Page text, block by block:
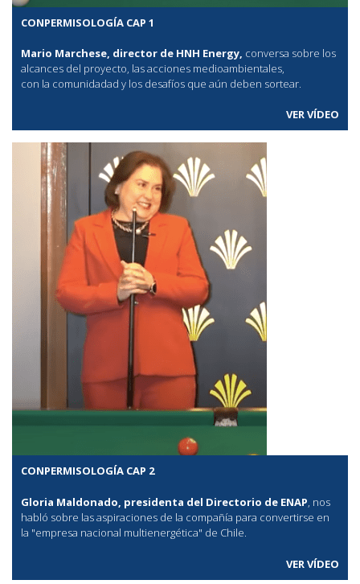
CONPERMISOLOGÍA CAP 1
Mario Marchese, director de HNH Energy, conversa sobre los
alcances del proyecto, las acciones medioambientales,
con la comunidadad y los desafíos que aún deben sortear.
VER VÍDEO
CONPERMISOLOGÍA CAP 2
Gloria Maldonado, presidenta del Directorio de ENAP, nos
habló sobre las aspiraciones de la compañía para convertirse en
la "empresa nacional multienergética" de Chile.
VER VÍDEO